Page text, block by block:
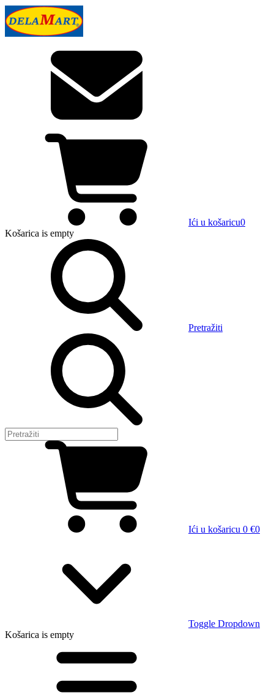
Ići u košaricu0
Košarica is empty
Pretražiti
Ići u košaricu 0 €0
Toggle Dropdown
Košarica is empty